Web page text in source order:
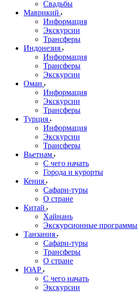
Свадьбы
Маврикий
Информация
Экскурсии
Трансферы
Индонезия
Информация
Трансферы
Экскурсии
Оман
Информация
Экскурсии
Трансферы
Турция
Информация
Экскурсии
Трансферы
Вьетнам
С чего начать
Города и курорты
Кения
Сафари-туры
О стране
Китай
Хайнань
Экскурсионные программы
Танзания
Сафари-туры
Трансферы
О стране
ЮАР
С чего начать
Экскурсии